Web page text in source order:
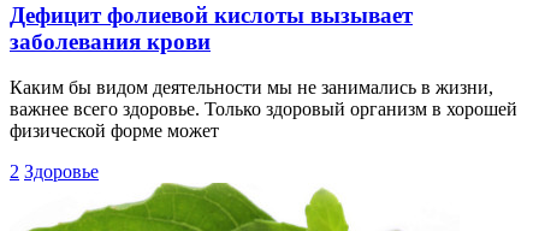
Дефицит фолиевой кислоты вызывает
заболевания крови
Каким бы видом деятельности мы не занимались в жизни,
важнее всего здоровье. Только здоровый организм в хорошей
физической форме может
2 Здоровье